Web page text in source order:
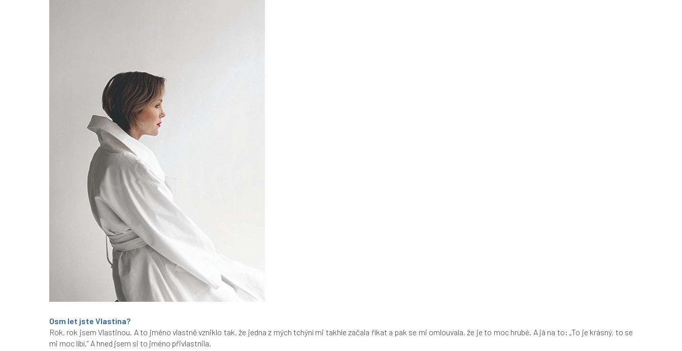
Osm let jste Vlastina?
Rok, rok jsem Vlastinou. A to jméno vlastně vzniklo tak, že jedna z mých tchýní mi takhle začala říkat a pak se mi omlouvala, že je to moc hrubé. A já na to: „To je krásný, to se
mi moc líbí.“ A hned jsem si to jméno přivlastnila.